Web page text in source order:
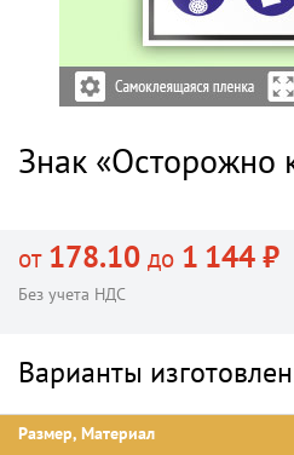
Знак «Осторожно
от178.10 до 1 144 ₽
Без учета НДС
Варианты
Размер, Материал